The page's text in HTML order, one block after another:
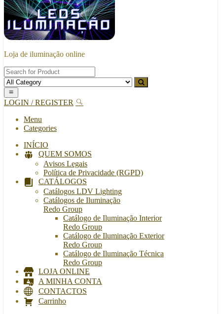
Loja de iluminação online
LOGIN / REGISTER
Menu
Categories
INÍCIO
QUEM SOMOS
Avisos Legais
Política de Privacidade (RGPD)
CATÁLOGOS
Catálogos LDV Lighting
Catálogos de Iluminação
Redo Group
Catálogo de Iluminação Interior
Redo Group
Catálogo de Iluminação Exterior
Redo Group
Catálogo de Iluminação Técnica
Redo Group
LOJA ONLINE
A MINHA CONTA
CONTACTOS
Carrinho